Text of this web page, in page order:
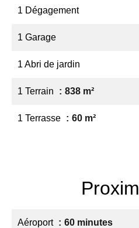
1 Dégagement
1 Garage
1 Abri de jardin
1 Terrain 838 m²
1 Terrasse 60 m²
Aéroport 60 minutes